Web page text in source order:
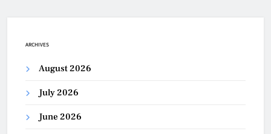
ARCHIVES
August 2026
July 2026
June 2026